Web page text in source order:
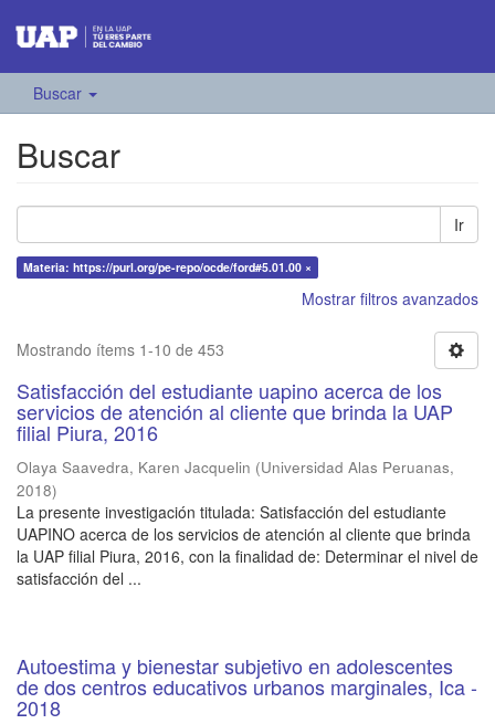
Buscar
Buscar
Ir
Materia: https://purl.org/pe-repo/ocde/ford#5.01.00 ×
Mostrar filtros avanzados
Mostrando ítems 1-10 de 453
Satisfacción del estudiante uapino acerca de los
servicios de atención al cliente que brinda la UAP
filial Piura, 2016
Olaya Saavedra, Karen Jacquelin (Universidad Alas Peruanas,
2018)
La presente investigación titulada: Satisfacción del estudiante
UAPINO acerca de los servicios de atención al cliente que brinda
la UAP filial Piura, 2016, con la finalidad de: Determinar el nivel de
satisfacción del ...
Autoestima y bienestar subjetivo en adolescentes
de dos centros educativos urbanos marginales, Ica -
2018